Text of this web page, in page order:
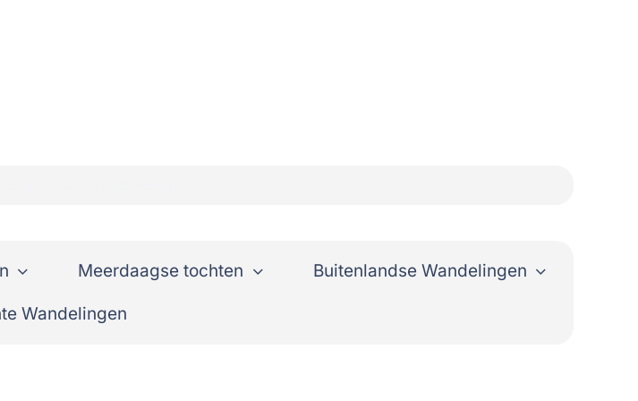
Meerdaagse tochten Buitenlandse Wandelingen
Wandelingen